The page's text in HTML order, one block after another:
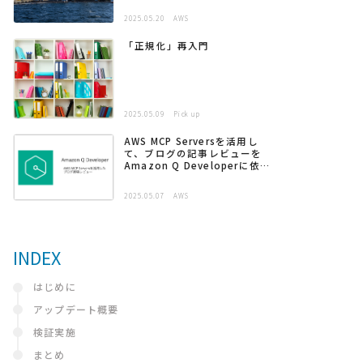
2025.05.20 AWS
「正規化」再入門
2025.05.09 Pick up
AWS MCP Serversを活用し
て、ブログの記事レビューを
Amazon Q Developerに依頼
2025.05.07 AWS
INDEX
はじめに
アップデート概要
検証実施
まとめ